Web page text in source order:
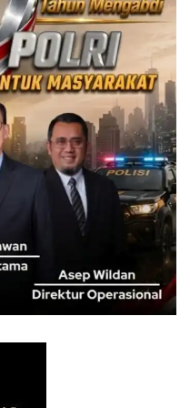
struktural dan fungsional
jabatan dengan sangat
rotasi dalam jabatan.
hanya dengan
adalah promosi
atau eselon dua non
pratama. Tapi, jika
itu tidak dibolehkan
paparnya.
aturan
sebagai calon